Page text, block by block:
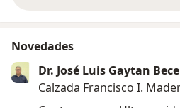
Novedades
Dr. José Luis Gaytan
Calzada Francisco I.